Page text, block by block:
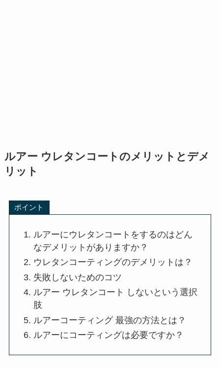
ルアー ウレタンコートのメリットとデメ
リット
ポイント
ルアーにウレタンコートをするのはどん
なデメリットがありますか？
ウレタンコーティングのデメリットは？
失敗しないためのコツ
ルアー ウレタンコート しないという選択
肢
ルアーコーティング 最強の方法とは？
ルアーにコーティングは必要ですか？